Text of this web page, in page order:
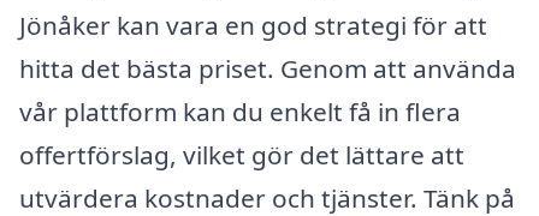
Jönåker kan vara en god strategi för att
hitta det bästa priset. Genom att använda
vår plattform kan du enkelt få in flera
offertförslag, vilket gör det lättare att
utvärdera kostnader och tjänster. Tänk på